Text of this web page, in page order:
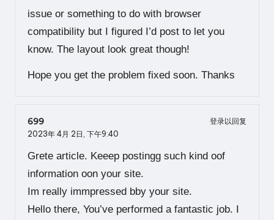
issue or something to do with browser
compatibility but I figured I’d post to let you
know. The layout look great though!
Hope you get the problem fixed soon. Thanks
699
登录以回复
2023年 4月 2日, 下午9:40
Grete article. Keeep postingg such kind oof
information oon your site.
Im really immpressed bby your site.
Hello there, You’ve performed a fantastic job. I